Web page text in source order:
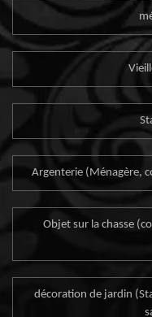
Argenterie (Ménagère,
Objet sur la chasse
décoration de jardin